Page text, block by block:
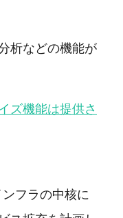
析などの機能が
ズ機能は提供さ
フラの中核に